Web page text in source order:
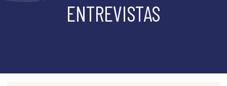
ENTREVISTAS